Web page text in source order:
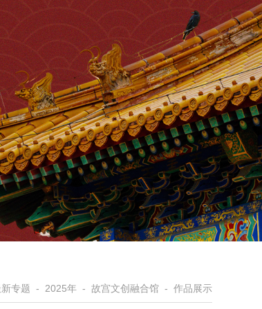
专题 - 2025年 - 故宫文创融合馆 - 作品展示